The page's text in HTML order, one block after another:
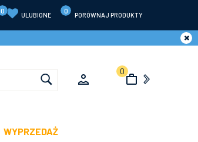
0
ULUBIONE
0
PORÓWNAJ PRODUKTY
0
WYPRZEDAŻ